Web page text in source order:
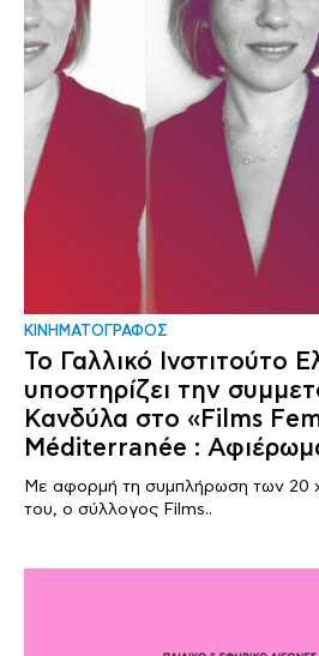
ΚΙΝΗΜΑΤΟΓΡΑΦΟΣ
Το Γαλλικό Ινστιτούτο
υποστηρίζει την
Κανδύλα στο «Films
Méditerranée :
Με αφορμή τη συμπλήρωση των 20
του, ο σύλλογος Films..